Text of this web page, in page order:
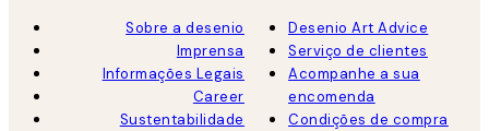
Sobre a desenio
Imprensa
Informações Legais
Career
Sustentabilidade
Desenio Art Advice
Serviço de clientes
Acompanhe a sua
encomenda
Condições de compra